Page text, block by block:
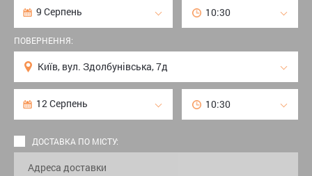
ПОВЕРНЕННЯ:
ДОСТАВКА ПО МІСТУ: